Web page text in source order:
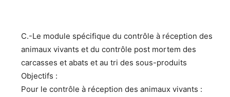
C.-Le module spécifique du contrôle à réception des
animaux vivants et du contrôle post mortem des
carcasses et abats et au tri des sous-produits
Objectifs :
Pour le contrôle à réception des animaux vivants :